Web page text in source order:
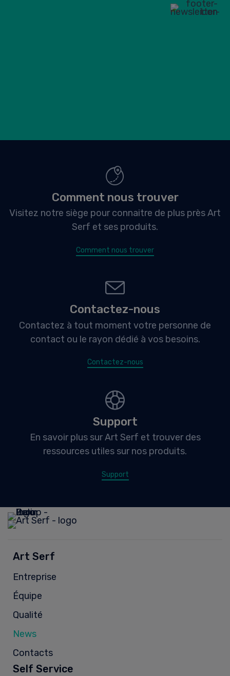
Comment nous trouver
Visitez notre siège pour connaitre de plus près Art
Serf et ses produits.
Comment nous trouver
Contactez-nous
Contactez à tout moment votre personne de
contact ou le rayon dédié à vos besoins.
Contactez-nous
Support
En savoir plus sur Art Serf et trouver des
ressources utiles sur nos produits.
Support
Art Serf
Entreprise
Équipe
Qualité
News
Contacts
Self Service